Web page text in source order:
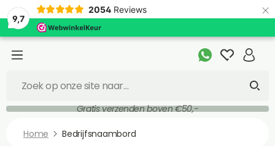
9,7
2054 Reviews ×
Gratis verzenden boven €50,-
Home Bedrijfsnaambord